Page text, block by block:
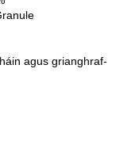
agus grianghraf-